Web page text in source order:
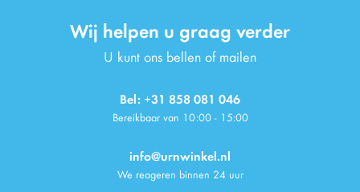
Wij helpen u graag verder
U kunt ons bellen of mailen
Bel: +31 858 081 046
Bereikbaar van 10:00 - 15:00
info@urnwinkel.nl
We reageren binnen 24 uur